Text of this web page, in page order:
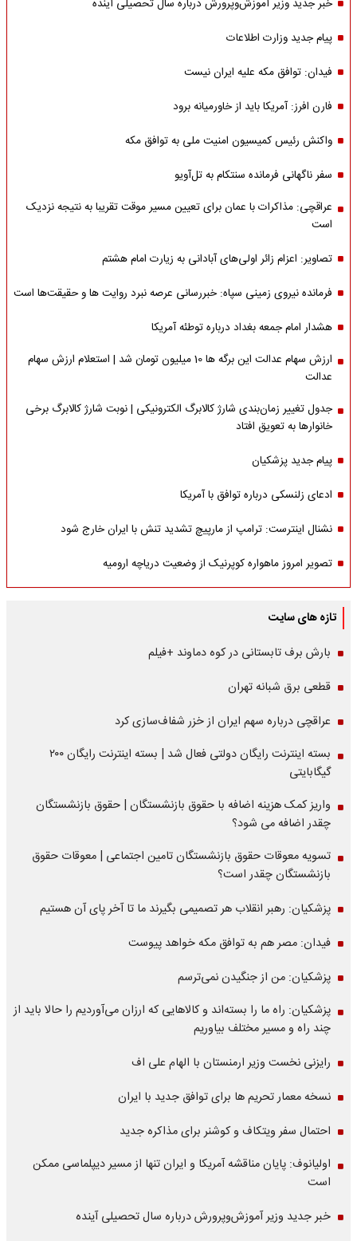
خبر جدید وزیر آموزش‌وپرورش درباره سال تحصیلی آینده
پیام جدید وزارت اطلاعات
فیدان: توافق مکه علیه ایران نیست
فارن افرز: آمریکا باید از خاورمیانه برود
واکنش رئیس کمیسیون امنیت ملی به توافق مکه
سفر ناگهانی فرمانده سنتکام به تل‌آویو
عراقچی: مذاکرات با عمان برای تعیین مسیر موقت تقریبا به نتیجه نزدیک
است
تصاویر: اعزام زائر اولی‌های آبادانی به زیارت امام هشتم
فرمانده نیروی زمینی سپاه: خبررسانی عرصه نبرد روایت ها و حقیقت‌ها است
هشدار امام جمعه بغداد درباره توطئه آمریکا
ارزش سهام عدالت این برگه ها 10 میلیون تومان شد | استعلام ارزش سهام
عدالت
جدول تغییر زمان‌بندی شارژ کالابرگ الکترونیکی | نوبت شارژ کالابرگ برخی
خانوارها به تعویق افتاد
پیام جدید پزشکیان
ادعای زلنسکی درباره توافق با آمریکا
نشنال اینترست: ترامپ از مارپیچ تشدید تنش با ایران خارج شود
تصویر امروز ماهواره کوپرنیک از وضعیت دریاچه ارومیه
تازه های سایت
بارش برف تابستانی در کوه دماوند +فیلم
قطعی برق شبانه تهران
عراقچی درباره سهم ایران از خزر شفاف‌سازی کرد
بسته اینترنت رایگان دولتی فعال شد | بسته اینترنت رایگان ۲۰۰
گیگابایتی
واریز کمک هزینه اضافه با حقوق بازنشستگان | حقوق بازنشستگان
چقدر اضافه می شود؟
تسویه معوقات حقوق بازنشستگان تامین اجتماعی | معوقات حقوق
بازنشستگان چقدر است؟
پزشکیان: رهبر انقلاب هر تصمیمی بگیرند ما تا آخر پای آن هستیم
فیدان: مصر هم به توافق مکه خواهد پیوست
پزشکیان: من از جنگیدن نمی‌ترسم
پزشکیان: راه ما را بسته‌اند و کالاهایی که ارزان می‌آوردیم را حالا باید از
چند راه و مسیر مختلف بیاوریم
رایزنی نخست وزیر ارمنستان با الهام علی اف
نسخه معمار تحریم ها برای توافق جدید با ایران
احتمال سفر ویتکاف و کوشنر برای مذاکره جدید
اولیانوف: پایان مناقشه آمریکا و ایران تنها از مسیر دیپلماسی ممکن
است
خبر جدید وزیر آموزش‌وپرورش درباره سال تحصیلی آینده